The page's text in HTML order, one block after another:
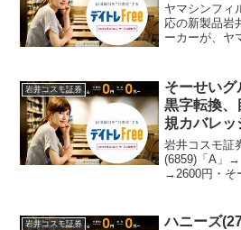
ヤマシンフィ
応の新製品岩
ーカーが、ヤ
回ると予想
応した新製品
械の新車需要
岩井コスモ証券
そーせいグ
黒字転換、
規カバレッ
岩井コスモ証
(6859)「A」→
→2600円・そ
「B+」目標
ィングス
円岩井コスモ
岩井コスモ証券
ハニーズ